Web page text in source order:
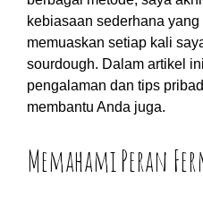
kebiasaan sederhana
memuaskan setiap kali
sourdough. Dalam artikel
pengalaman dan tips
membantu Anda juga.
Memahami Peran